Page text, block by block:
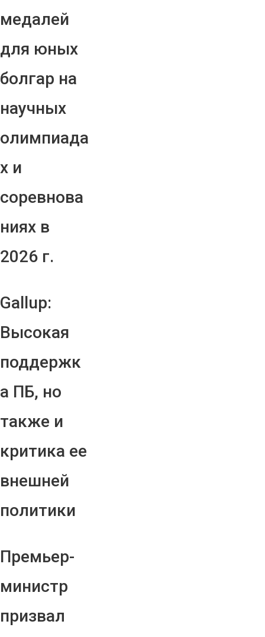
медалей
для юных
болгар на
научных
олимпиада
х и
соревнова
ниях в
2026 г.
Gallup:
Высокая
поддержк
а ПБ, но
также и
критика ее
внешней
политики
Премьер-
министр
призвал